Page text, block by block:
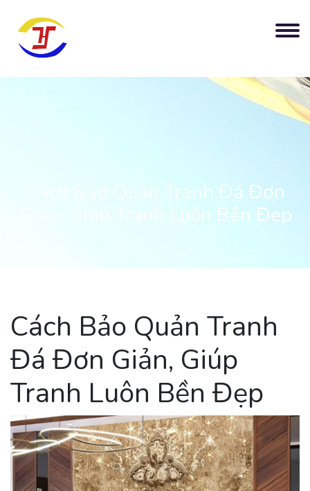
Cách Bảo Quản Tranh Đá Đơn
Giản, Giúp Tranh Luôn Bền Đẹp
Cách Bảo Quản Tranh
Đá Đơn Giản, Giúp
Tranh Luôn Bền Đẹp